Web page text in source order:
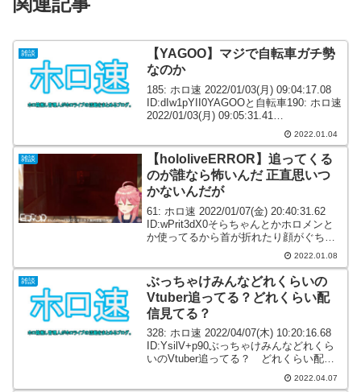
雑談
【YAGOO】マジで自転車ガチ勢
なのか
185: ホロ速 2022/01/03(月) 09:04:17.08
ID:dIw1pYII0YAGOOと自転車190: ホロ速
2022/01/03(月) 09:05:31.41
ID:jscRPa+R0>>185マジで自転車ガチ勢
2022.01.04
雑談
【hololiveERROR】追ってくる
のが誰なら怖いんだ 正直思いつ
かないんだが
61: ホロ速 2022/01/07(金) 20:40:31.62
ID:wPrit3dX0そらちゃんとかホロメンと
か使ってるから首が折れたり顔がぐちゃ
ぐちゃになってたりはしないからあんま
怖さは無いよね344: ホロ速 2022/01/07...
2022.01.08
雑談
ぶっちゃけみんなどれくらいの
Vtuber追ってる？どれくらい配
信見てる？
328: ホロ速 2022/04/07(木) 10:20:16.68
ID:YsilV+p90ぶっちゃけみんなどれくら
いのVtuber追ってる？ どれくらい配信
見てる？ 見たいVはたくさんいるけど時
間的に全然追えねえわ331: ホロ速 20...
2022.04.07